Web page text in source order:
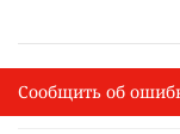
I
Сообщить об
Выделите
Сообщить об